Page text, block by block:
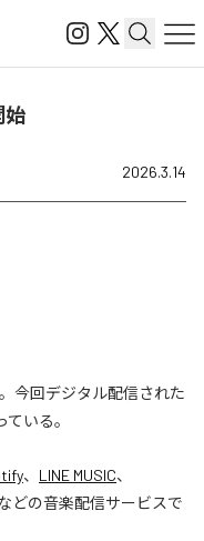
始
2026.3.14
今回デジタル配信された
いる。
、 LINE MUSIC、
どの音楽配信サービスで